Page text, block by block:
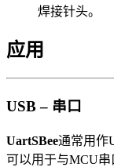
焊接针头。
应用
USB – 串口
UartSBee通常用作
可以用于与MCU